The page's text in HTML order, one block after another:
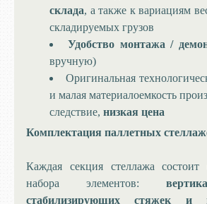
склада, а также к вариациям
складируемых грузов
Удобство монтажа /
вручную)
Оригинальная
и малая материалоемкость
следствие, низкая цена
Комплектация паллетных
Каждая секция стеллажа состоит
набора элементов:
стабилизирующих стяжек и